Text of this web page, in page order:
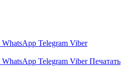
WhatsApp Telegram Viber
WhatsApp Telegram Viber Печатать